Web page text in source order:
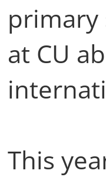
primary
at CU
This